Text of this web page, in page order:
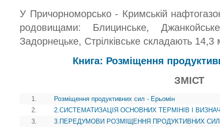
У Причорноморсько - Кримській
родовищами: Блицинське,
Задорнецьке, Стрілківське складають
Книга: Розміщення
ЗМІСТ
1.
Розміщення продуктивних сил - Ерьомін
2.
2.СИСТЕМАТИЗАЦІЯ ОСНОВНИХ ТЕРМІНІВ І
3.
3.ПЕРЕДУМОВИ РОЗМІЩЕННЯ ПРОДУКТИВНИХ СИЛ